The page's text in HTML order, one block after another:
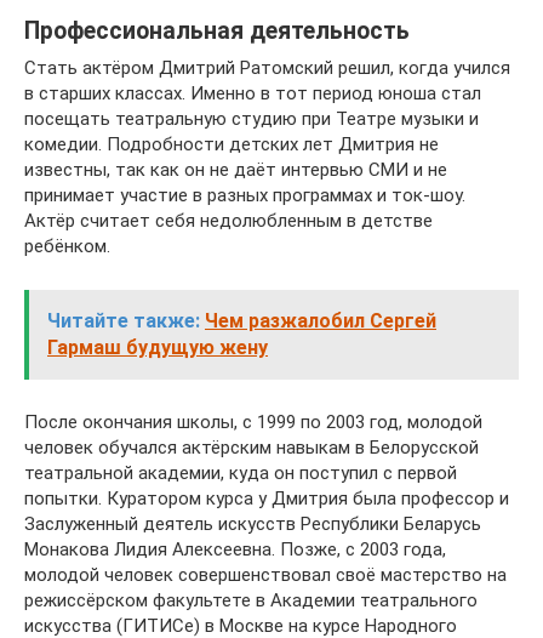
Профессиональная деятельность
Стать актёром Дмитрий Ратомский решил, когда учился
в старших классах. Именно в тот период юноша стал
посещать театральную студию при Театре музыки и
комедии. Подробности детских лет Дмитрия не
известны, так как он не даёт интервью СМИ и не
принимает участие в разных программах и ток-шоу.
Актёр считает себя недолюбленным в детстве
ребёнком.
Читайте также: Чем разжалобил Сергей
Гармаш будущую жену
После окончания школы, с 1999 по 2003 год, молодой
человек обучался актёрским навыкам в Белорусской
театральной академии, куда он поступил с первой
попытки. Куратором курса у Дмитрия была профессор и
Заслуженный деятель искусств Республики Беларусь
Монакова Лидия Алексеевна. Позже, с 2003 года,
молодой человек совершенствовал своё мастерство на
режиссёрском факультете в Академии театрального
искусства (ГИТИСе) в Москве на курсе Народного